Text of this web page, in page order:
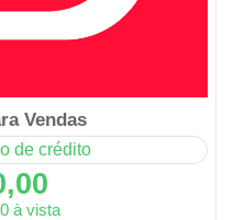
Vendas
de crédito
à vista